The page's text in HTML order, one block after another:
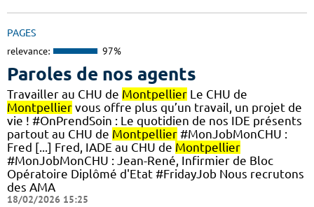
PAGES
relevance: 97%
Paroles de nos agents
Travailler au CHU de Montpellier Le CHU de
Montpellier vous offre plus qu’un travail, un projet de
vie ! #OnPrendSoin : Le quotidien de nos IDE présents
partout au CHU de Montpellier #MonJobMonCHU :
Fred [...] Fred, IADE au CHU de Montpellier
#MonJobMonCHU : Jean-René, Infirmier de Bloc
Opératoire Diplômé d'Etat #FridayJob Nous recrutons
des AMA
18/02/2026 15:25